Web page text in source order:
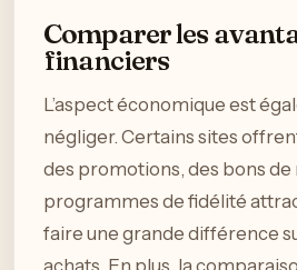
Comparer les
financiers
L’aspect économique est
négliger. Certains sites
des promotions, des bons de
programmes de fidélité
faire une grande différence
achats. En plus, la